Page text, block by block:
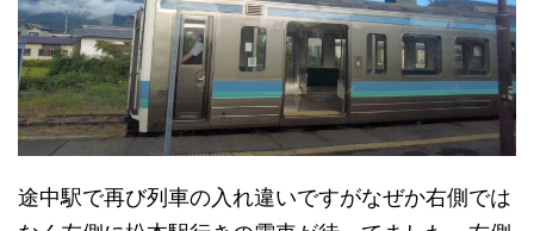
途中駅で再び列車の入れ違いですがなぜか右側では